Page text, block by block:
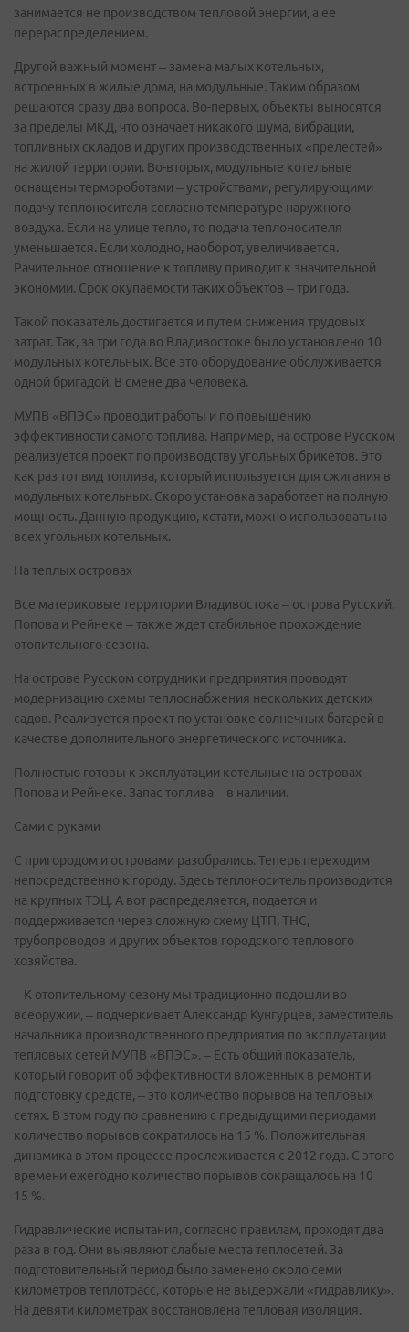
занимается не производством тепловой энергии, а ее
перераспределением.
Другой важный момент – замена малых котельных,
встроенных в жилые дома, на модульные. Таким образом
решаются сразу два вопроса. Во-первых, объекты выносятся
за пределы МКД, что означает никакого шума, вибрации,
топливных складов и других производственных «прелестей»
на жилой территории. Во-вторых, модульные котельные
оснащены термороботами – устройствами, регулирующими
подачу теплоносителя согласно температуре наружного
воздуха. Если на улице тепло, то подача теплоносителя
уменьшается. Если холодно, наоборот, увеличивается.
Рачительное отношение к топливу приводит к значительной
экономии. Срок окупаемости таких объектов – три года.
Такой показатель достигается и путем снижения трудовых
затрат. Так, за три года во Владивостоке было установлено 10
модульных котельных. Все это оборудование обслуживается
одной бригадой. В смене два человека.
МУПВ «ВПЭС» проводит работы и по повышению
эффективности самого топлива. Например, на острове Русском
реализуется проект по производству угольных брикетов. Это
как раз тот вид топлива, который используется для сжигания в
модульных котельных. Скоро установка заработает на полную
мощность. Данную продукцию, кстати, можно использовать на
всех угольных котельных.
На теплых островах
Все материковые территории Владивостока – острова Русский,
Попова и Рейнеке – также ждет стабильное прохождение
отопительного сезона.
На острове Русском сотрудники предприятия проводят
модернизацию схемы теплоснабжения нескольких детских
садов. Реализуется проект по установке солнечных батарей в
качестве дополнительного энергетического источника.
Полностью готовы к эксплуатации котельные на островах
Попова и Рейнеке. Запас топлива – в наличии.
Сами с руками
С пригородом и островами разобрались. Теперь переходим
непосредственно к городу. Здесь теплоноситель производится
на крупных ТЭЦ. А вот распределяется, подается и
поддерживается через сложную схему ЦТП, ТНС,
трубопроводов и других объектов городского теплового
хозяйства.
– К отопительному сезону мы традиционно подошли во
всеоружии, – подчеркивает Александр Кунгурцев, заместитель
начальника производственного предприятия по эксплуатации
тепловых сетей МУПВ «ВПЭС». – Есть общий показатель,
который говорит об эффективности вложенных в ремонт и
подготовку средств, – это количество порывов на тепловых
сетях. В этом году по сравнению с предыдущими периодами
количество порывов сократилось на 15 %. Положительная
динамика в этом процессе прослеживается с 2012 года. С этого
времени ежегодно количество порывов сокращалось на 10 –
15 %.
Гидравлические испытания, согласно правилам, проходят два
раза в год. Они выявляют слабые места теплосетей. За
подготовительный период было заменено около семи
километров теплотрасс, которые не выдержали «гидравлику».
На девяти километрах восстановлена тепловая изоляция.